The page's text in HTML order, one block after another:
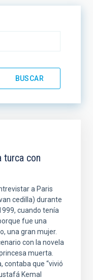
turca con
a Paris
cedilla) durante
cuando tenía
fue una
una gran mujer.
con la novela
muerta.
contaba que “vivió
Kemal